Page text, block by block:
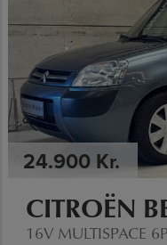
24.900 Kr.
CITROËN
16V MULTISPACE